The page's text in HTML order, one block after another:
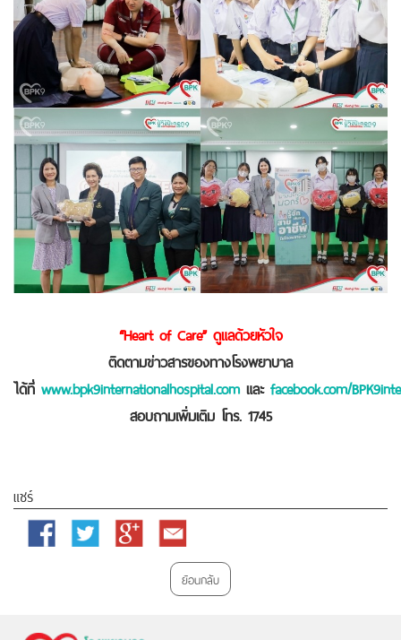
“Heart of Care” ดูแลด้วยหัวใจ
ติดตามข่าวสารของทางโรงพยาบาล
ได้ที่ www.bpk9internationalhospital.comและ facebook.com/
สอบถามเพิ่มเติม โทร. 1745
แชร์
Facebook Twitter
Google
Email
ย้อนกลับ